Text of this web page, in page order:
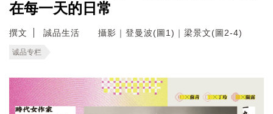
在每一天的日常
撰文 誠品生活 攝影｜登曼波(圖1)｜梁景文(圖2-4)
诚品专栏